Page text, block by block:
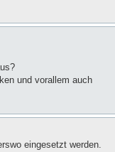
und vorallem auch
eingesetzt werden.